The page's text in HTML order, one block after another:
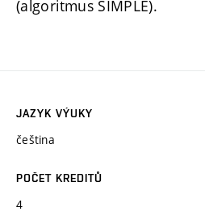
(algoritmus SIMPLE).
JAZYK VÝUKY
čeština
POČET KREDITŮ
4